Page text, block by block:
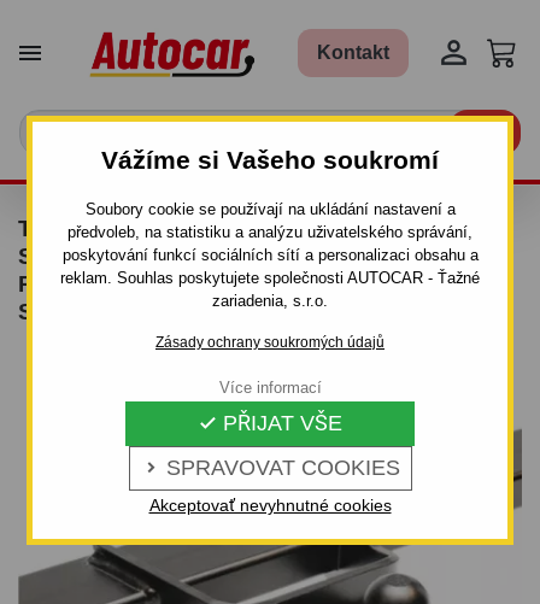
Vážíme si Vašeho soukromí
Soubory cookie se používají na ukládání nastavení a
předvoleb, na statistiku a analýzu uživatelského správání,
poskytování funkcí sociálních sítí a personalizaci obsahu a
reklam. Souhlas poskytujete společnosti AUTOCAR - Ťažné
zariadenia, s.r.o.
Zásady ochrany soukromých údajů
 SPRAVOVAT COOKIES
 PŘIJAT VŠE
Akceptovať nevyhnutné cookies
Více informací
 Kontakt 
TAŽNÉ ZAŘÍZENÍ PRO MERCEDES
SPRINTER - DODÁVKA BEZ SCHODÍKA -
ROZVOR 3,665 / 4,325 M - ŠROUBOVÝ
SYSTÉM